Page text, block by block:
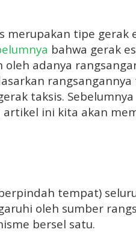
merupakan tipe gerak
bahwa gerak
adanya
taksis.
artikel ini kita akan
tempat)
oleh sumber
bersel satu.